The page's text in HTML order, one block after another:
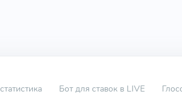
Бот для ставок в LIVE